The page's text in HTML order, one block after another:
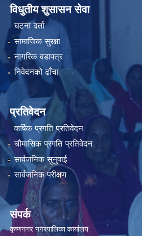
विधुतीय शुसासन सेवा
घटना दर्ता
सामाजिक सुरक्षा
नागरिक वडापत्र
निवेदनको ढाँचा
प्रतिवेदन
वार्षिक प्रगति प्रतिवेदन
चौमासिक प्रगति प्रतिवेदन
सार्वजनिक सुनुवाई
सार्वजनिक परीक्षण
संपर्क
कृष्णनगर नगरपालिका कार्यालय